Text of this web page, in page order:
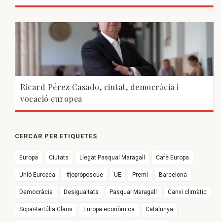
Ricard Pérez Casado, ciutat, democràcia i
vocació europea
CERCAR PER ETIQUETES
Europa Ciutats Llegat Pasqual Maragall Cafè Europa
Unió Europea #joproposoue UE Premi Barcelona
Democràcia Desigualtats Pasqual Maragall Canvi climàtic
Sopar-tertúlia Claris Europa econòmica Catalunya